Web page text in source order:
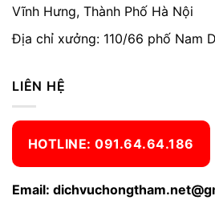
Vĩnh Hưng, Thành Phố Hà Nội
Địa chỉ xưởng: 110/66 phố Nam
LIÊN HỆ
HOTLINE: 091.64.64.186
Email: